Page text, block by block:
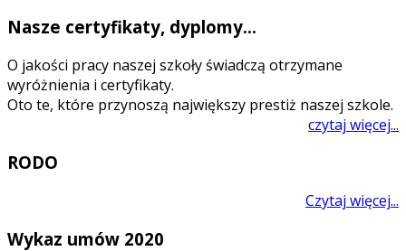
Nasze certyfikaty, dyplomy...
O jakości pracy naszej szkoły świadczą otrzymane
wyróżnienia i certyfikaty.
Oto te, które przynoszą największy prestiż naszej szkole.
czytaj więcej...
RODO
Czytaj więcej...
Wykaz umów 2020